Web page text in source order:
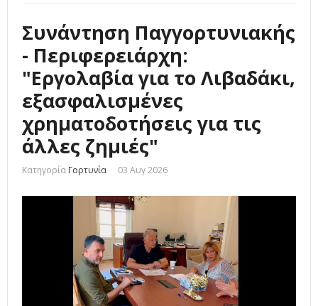
Συνάντηση Παγγορτυνιακής
- Περιφερειάρχη:
"Εργολαβία για το Λιβαδάκι,
εξασφαλισμένες
χρηματοδοτήσεις για τις
άλλες ζημιές"
Κατηγορία Γορτυνία 03 Αυγ 2026